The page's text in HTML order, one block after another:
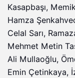
Kasapbaşı,
Hamza
Celal Sarı,
Mehmet Metin
Ali Mullaoğlu,
Emin Çetinkaya,